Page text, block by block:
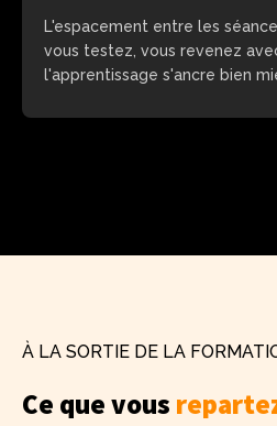
L'espacement entre les
vous testez, vous revenez
l'apprentissage s'ancre bien
À LA SORTIE DE LA
Ce que vous